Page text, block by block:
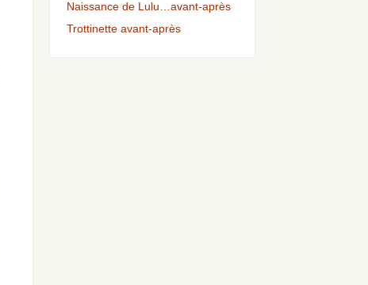
Naissance de Lulu…avant-après
Trottinette avant-après